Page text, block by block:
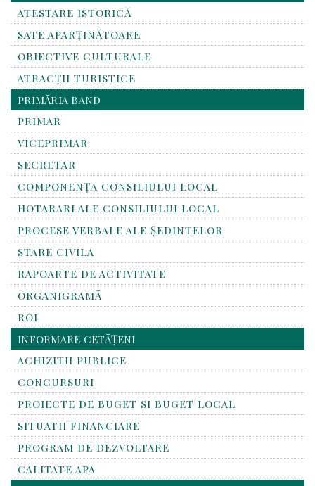
ATESTARE ISTORICĂ
SATE APARȚINĂTOARE
OBIECTIVE CULTURALE
ATRACȚII TURISTICE
PRIMĂRIA BAND
PRIMAR
VICEPRIMAR
SECRETAR
COMPONENȚA CONSILIULUI LOCAL
HOTARARI ALE CONSILIULUI LOCAL
PROCESE VERBALE ALE ȘEDINTELOR
STARE CIVILA
RAPOARTE DE ACTIVITATE
ORGANIGRAMĂ
ROI
INFORMARE CETĂȚENI
ACHIZITII PUBLICE
CONCURSURI
PROIECTE DE BUGET SI BUGET LOCAL
SITUATII FINANCIARE
PROGRAM DE DEZVOLTARE
CALITATE APA